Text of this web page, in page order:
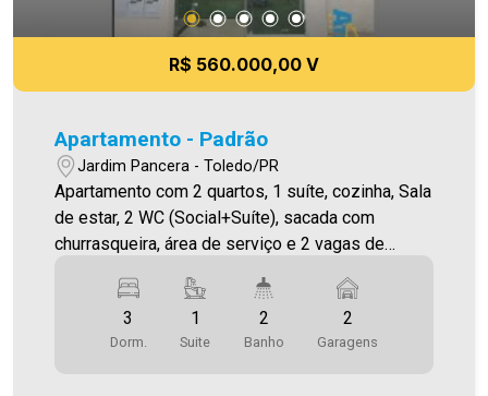
R$ 560.000,00 V
Apartamento - Padrão
Jardim Pancera - Toledo/PR
Apartamento com 2 quartos, 1 suíte, cozinha, Sala
de estar, 2 WC (Social+Suíte), sacada com
churrasqueira, área de serviço e 2 vagas de
3
Dorm.
1
Suite
2
Banho
2
Garagens